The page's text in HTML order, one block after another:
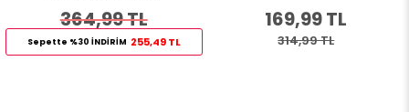
364,99 TL
Sepette %30 İNDİRİM 255,49 TL
169,99 TL
314,99 TL